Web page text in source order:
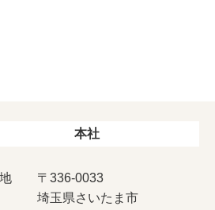
本社
〒336-0033
埼玉県さいたま市